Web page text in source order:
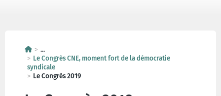
...
Le Congrès CNE, moment fort de la démocratie
syndicale
Le Congrès 2019